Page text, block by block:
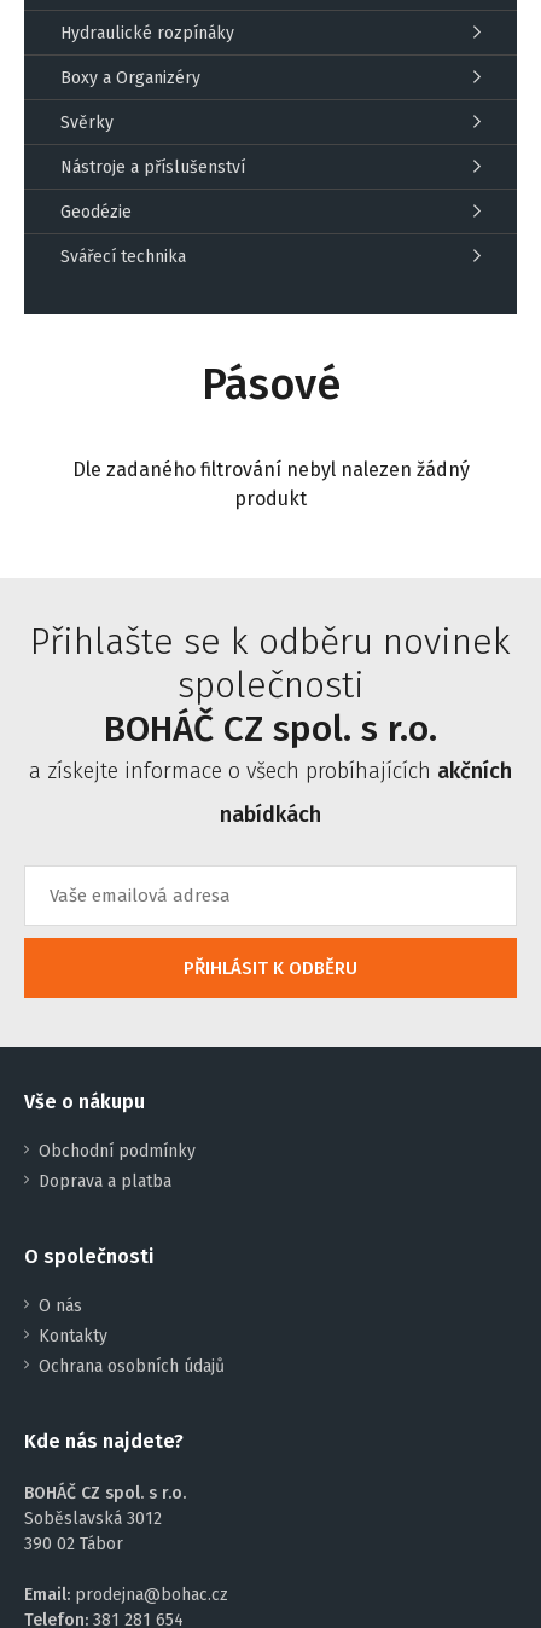
Hydraulické rozpínáky
Boxy a Organizéry
Svěrky
Nástroje a příslušenství
Geodézie
Svářecí technika
Pásové
Dle zadaného filtrování nebyl nalezen žádný
produkt
Přihlašte se k odběru novinek
společnosti
BOHÁČ CZ spol. s r.o.
a získejte informace o všech probíhajících akčních
nabídkách
PŘIHLÁSIT K ODBĚRU
Vše o nákupu
Obchodní podmínky
Doprava a platba
O společnosti
O nás
Kontakty
Ochrana osobních údajů
Kde nás najdete?
BOHÁČ CZ spol. s r.o.
Soběslavská 3012
390 02 Tábor
Email: prodejna@bohac.cz
Telefon: 381 281 654